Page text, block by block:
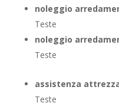
noleggio
Teste
noleggio
Teste
assistenza
Teste